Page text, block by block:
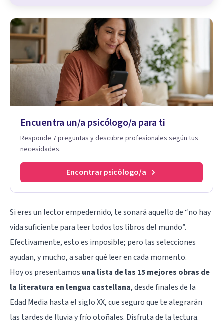
Encuentra un/a psicólogo/a para ti
Responde 7 preguntas y descubre profesionales según tus
necesidades.
Encontrar psicólogo/a
Si eres un lector empedernido, te sonará aquello de “no hay
vida suficiente para leer todos los libros del mundo”.
Efectivamente, esto es imposible; pero las selecciones
ayudan, y mucho, a saber qué leer en cada momento.
Hoy os presentamos una lista de las 15 mejores obras de
la literatura en lengua castellana, desde finales de la
Edad Media hasta el siglo XX, que seguro que te alegrarán
las tardes de lluvia y frío otoñales. Disfruta de la lectura.